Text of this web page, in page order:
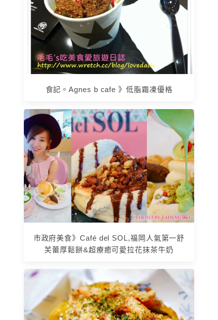
食記。Agnes b cafe 》低脂霜凍優格
市政府美食》Café del SOL,福岡人氣第一舒
芙蕾厚鬆餅&超療癒可愛拉花抹茶牛奶